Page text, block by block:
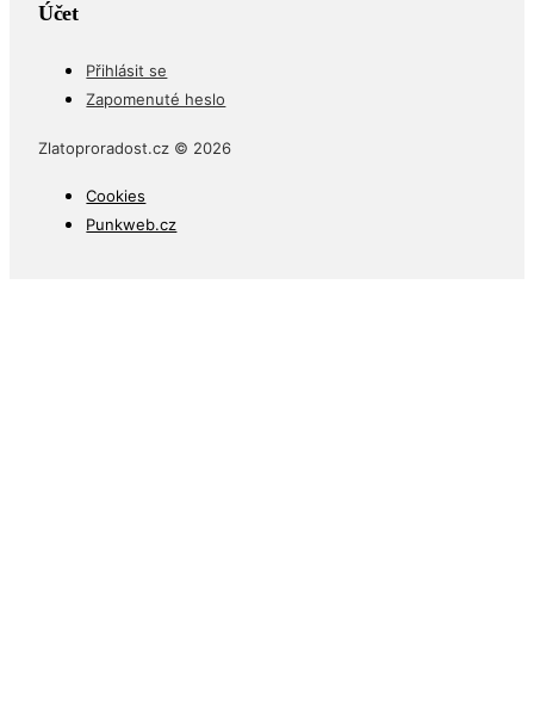
Účet
Přihlásit se
Zapomenuté heslo
Zlatoproradost.cz © 2026
Cookies
Punkweb.cz